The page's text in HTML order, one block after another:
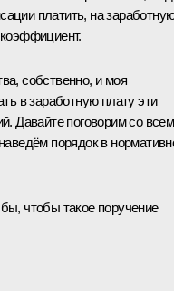
платить, на
собственно, и моя
в заработную плату эти
Давайте поговорим со
порядок в
чтобы такое поручение